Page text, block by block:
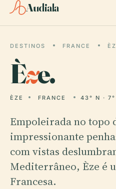
Audiala
DESTINOS FRANCE
Èze.
ÈZE FRANCE 43° N · 7°
Empoleirada no topo
impressionante
com vistas
Mediterrâneo, Èze é
Francesa.